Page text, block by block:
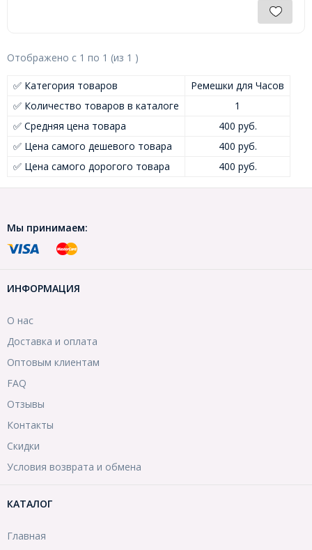
Отображено с 1 по 1 (из 1 )
✅ Категория товаров
Ремешки для Часов
✅ Количество товаров в каталоге
1
✅ Средняя цена товара
400 руб.
✅ Цена самого дешевого товара
400 руб.
✅ Цена самого дорогого товара
400 руб.
Мы принимаем:
ИНФОРМАЦИЯ
О нас
Доставка и оплата
Оптовым клиентам
FAQ
Отзывы
Контакты
Скидки
Условия возврата и обмена
КАТАЛОГ
Главная